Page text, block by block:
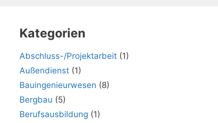
Kategorien
Abschluss-/Projektarbeit (1)
Außendienst (1)
Bauingenieurwesen (8)
Bergbau (5)
Berufsausbildung (1)